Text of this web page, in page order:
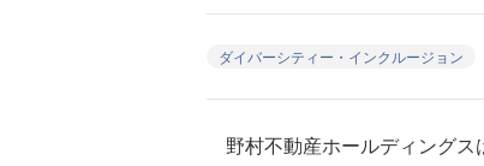
ダイバーシティー・インクルージョン
野村不動産ホールディングス